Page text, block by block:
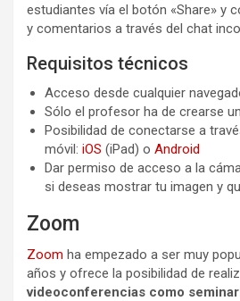
estudiantes vía el botón «Share» y
y comentarios a través del chat
Requisitos técnicos
Acceso desde cualquier
Sólo el profesor ha de crearse
Posibilidad de conectarse a
móvil: iOS (iPad) o Android
Dar permiso de acceso a la
si deseas mostrar tu imagen y
Zoom
Zoom ha empezado a ser muy
años y ofrece la posibilidad de
videoconferencias como